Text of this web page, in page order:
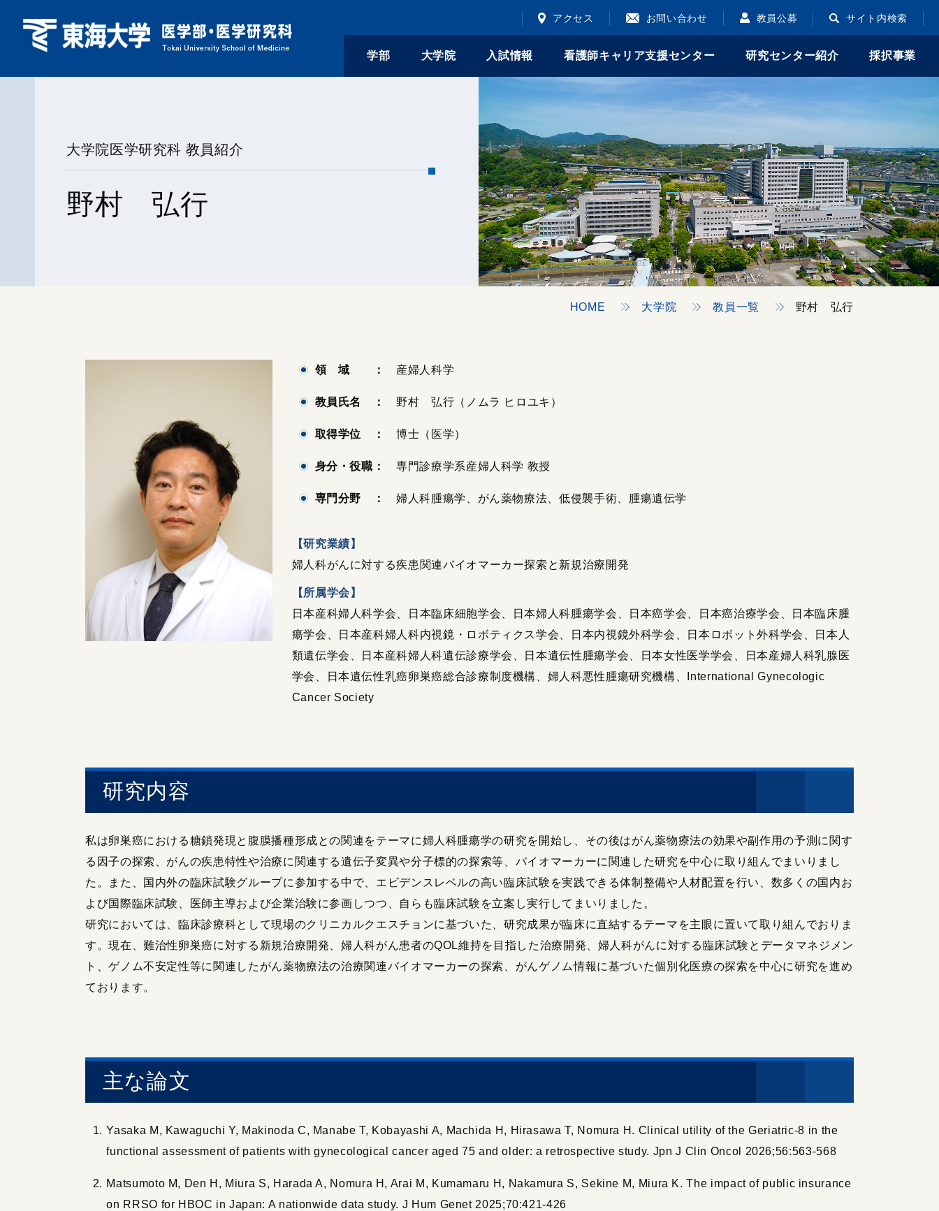
学部 大学院 入試情報 看護師キャリア支援センター 研究センター紹介 採択事業
アクセス お問い合わせ 教員公募 サイト内検索
大学院医学研究科 教員紹介
野村 弘行
HOME 大学院 教員一覧 野村 弘行
領 域 ： 産婦人科学
教員氏名 ： 野村 弘行（ノムラ ヒロユキ）
取得学位 ：博士（医学）
身分・役職：専門診療学系産婦人科学 教授
専門分野 ：婦人科腫瘍学、がん薬物療法、低侵襲手術、腫瘍遺伝学
【研究業績】
婦人科がんに対する疾患関連バイオマーカー探索と新規治療開発
【所属学会】
日本産科婦人科学会、日本臨床細胞学会、日本婦人科腫瘍学会、日本癌学会、日本癌治療学会、日本臨床腫
瘍学会、日本産科婦人科内視鏡・ロボティクス学会、日本内視鏡外科学会、日本ロボット外科学会、日本人
類遺伝学会、日本産科婦人科遺伝診療学会、日本遺伝性腫瘍学会、日本女性医学学会、日本産婦人科乳腺医
学会、日本遺伝性乳癌卵巣癌総合診療制度機構、婦人科悪性腫瘍研究機構、International Gynecologic
Cancer Society
研究内容
私は卵巣癌における糖鎖発現と腹膜播種形成との関連をテーマに婦人科腫瘍学の研究を開始し、その後はがん薬物療法の効果や副作用の予測に関す
る因子の探索、がんの疾患特性や治療に関連する遺伝子変異や分子標的の探索等、バイオマーカーに関連した研究を中心に取り組んでまいりまし
た。また、国内外の臨床試験グループに参加する中で、エビデンスレベルの高い臨床試験を実践できる体制整備や人材配置を行い、数多くの国内お
よび国際臨床試験、医師主導および企業治験に参画しつつ、自らも臨床試験を立案し実行してまいりました。
研究においては、臨床診療科として現場のクリニカルクエスチョンに基づいた、研究成果が臨床に直結するテーマを主眼に置いて取り組んでおりま
す。現在、難治性卵巣癌に対する新規治療開発、婦人科がん患者のQOL維持を目指した治療開発、婦人科がんに対する臨床試験とデータマネジメン
ト、ゲノム不安定性等に関連したがん薬物療法の治療関連バイオマーカーの探索、がんゲノム情報に基づいた個別化医療の探索を中心に研究を進め
ております。
主な論文
Yasaka M, Kawaguchi Y, Makinoda C, Manabe T, Kobayashi A, Machida H, Hirasawa T, Nomura H. Clinical utility of the Geriatric-8 in the
functional assessment of patients with gynecological cancer aged 75 and older: a retrospective study. Jpn J Clin Oncol 2026;56:563-568
Matsumoto M, Den H, Miura S, Harada A, Nomura H, Arai M, Kumamaru H, Nakamura S, Sekine M, Miura K. The impact of public insurance
on RRSO for HBOC in Japan: A nationwide data study. J Hum Genet 2025;70:421-426